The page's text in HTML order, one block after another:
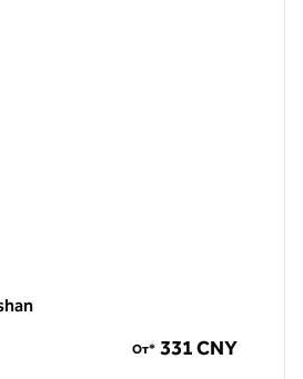
От* 331 CNY